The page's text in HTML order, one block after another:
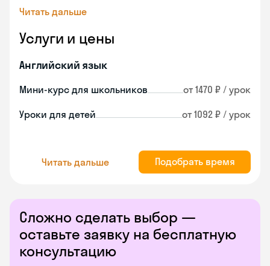
Читать дальше
Услуги и цены
Английский язык
Мини-курс для школьников от 1470 ₽ / урок
Уроки для детей от 1092 ₽ / урок
Читать дальше Подобрать время
Сложно сделать выбор —
оставьте заявку на бесплатную
консультацию